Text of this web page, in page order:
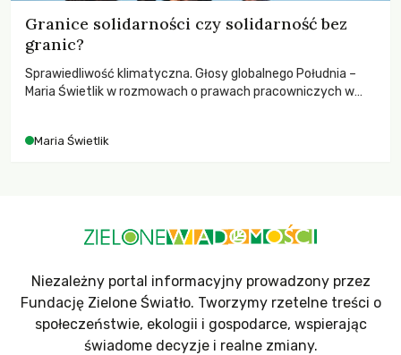
Granice solidarności czy solidarność bez
granic?
Sprawiedliwość klimatyczna. Głosy globalnego Południa –
Maria Świetlik w rozmowach o prawach pracowniczych w
Maria Świetlik
Niezależny portal informacyjny prowadzony przez
Fundację Zielone Światło. Tworzymy rzetelne treści o
społeczeństwie, ekologii i gospodarce, wspierając
świadome decyzje i realne zmiany.